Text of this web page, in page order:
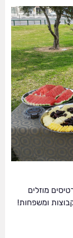
מוזלים
ומשפחות!